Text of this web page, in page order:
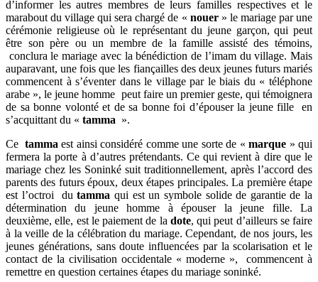
d’informer les autres membres de leurs familles respectives et le
marabout du village qui sera chargé de « nouer» le mariage par une
cérémonie religieuse où le représentant du jeune garçon, qui peut
être son père ou un membre de la famille assisté des témoins,
conclura le mariage avec la bénédiction de l’imam du village. Mais
auparavant, une fois que les fiançailles des deux jeunes futurs mariés
commencent à s’éventer dans le village par le biais du « téléphone
arabe », le jeune homme peut faire un premier geste, qui témoignera
de sa bonne volonté et de sa bonne foi d’épouser la jeune fille en
s’acquittant du « tamma ».
Ce tamma est ainsi considéré comme une sorte de «marque » qui
fermera la porte à d’autres prétendants. Ce qui revient à dire que le
mariage chez les Soninké suit traditionnellement, après l’accord des
parents des futurs époux, deux étapes principales. La première étape
est l’octroi dutamma qui est un symbole solide de garantie de la
détermination du jeune homme à épouser la jeune fille. La
deuxième, elle, est le paiement de la dote, qui peut d’ailleurs se faire
à la veille de la célébration du mariage. Cependant, de nos jours, les
jeunes générations, sans doute influencées par la scolarisation et le
contact de la civilisation occidentale « moderne », commencent à
remettre en question certaines étapes du mariage soninké.